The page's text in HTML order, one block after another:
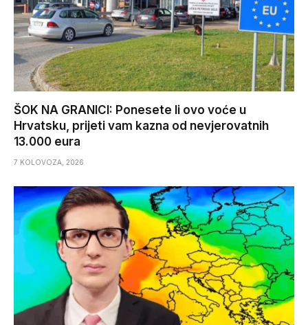
ŠOK NA GRANICI: Ponesete li ovo voće u
Hrvatsku, prijeti vam kazna od nevjerovatnih
13.000 eura
7 KOLOVOZA, 2026